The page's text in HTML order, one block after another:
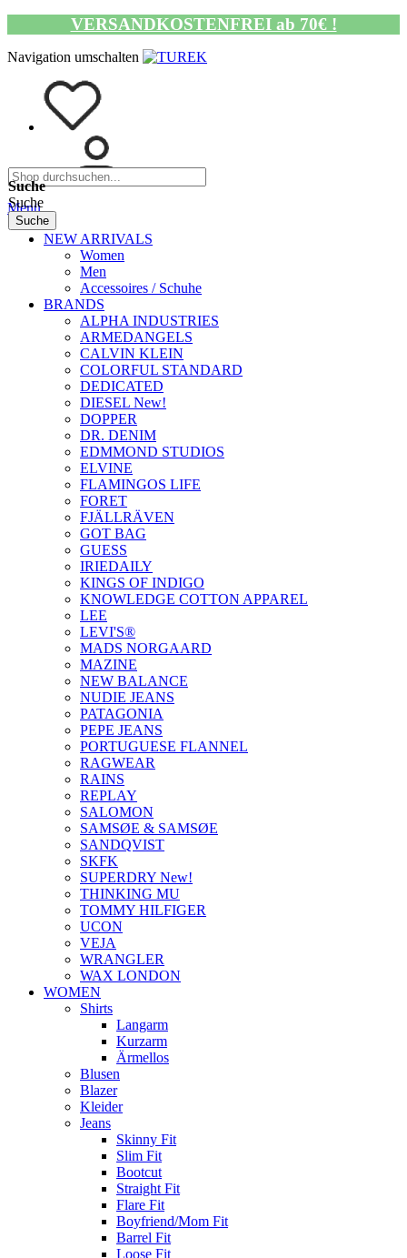
VERSANDKOSTENFREI ab 70€ !
Navigation umschalten
Suche
Suche
Suche
Menü
NEW ARRIVALS
Women
Men
Accessoires / Schuhe
BRANDS
ALPHA INDUSTRIES
ARMEDANGELS
CALVIN KLEIN
COLORFUL STANDARD
DEDICATED
DIESEL New!
DOPPER
DR. DENIM
EDMMOND STUDIOS
ELVINE
FLAMINGOS LIFE
FORET
FJÄLLRÄVEN
GOT BAG
GUESS
IRIEDAILY
KINGS OF INDIGO
KNOWLEDGE COTTON APPAREL
LEE
LEVI'S®
MADS NORGAARD
MAZINE
NEW BALANCE
NUDIE JEANS
PATAGONIA
PEPE JEANS
PORTUGUESE FLANNEL
RAGWEAR
RAINS
REPLAY
SALOMON
SAMSØE & SAMSØE
SANDQVIST
SKFK
SUPERDRY New!
THINKING MU
TOMMY HILFIGER
UCON
VEJA
WRANGLER
WAX LONDON
WOMEN
Shirts
Langarm
Kurzarm
Ärmellos
Blusen
Blazer
Kleider
Jeans
Skinny Fit
Slim Fit
Bootcut
Straight Fit
Flare Fit
Boyfriend/Mom Fit
Barrel Fit
Loose Fit